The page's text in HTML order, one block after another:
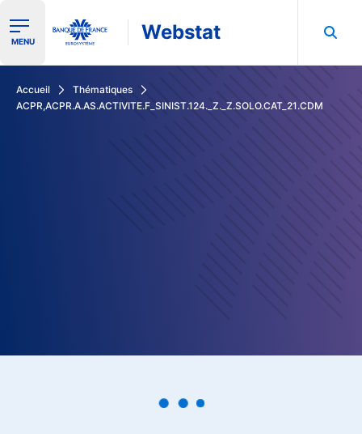
Ouvrir le menu de navigation
MENU Webstat
Accueil
Thématiques
ACPR,ACPR.A.AS.ACTIVITE.F_SINIST.124._Z._Z.SOLO.CAT_21.CDM